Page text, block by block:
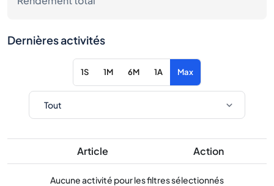
Dernières activités
1S 1M 6M 1A Max
Article Action
Aucune activité pour les filtres sélectionnés